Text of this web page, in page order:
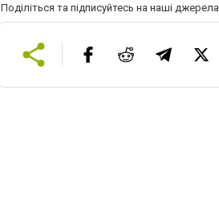
Поділіться та підписуйтесь на наші джерела